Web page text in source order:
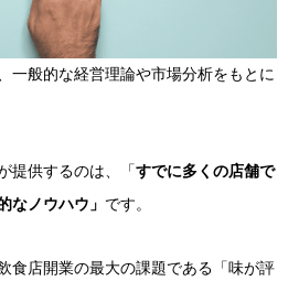
一般的な経営理論や市場分析をもとに
提供するのは、「 すでに多くの店舗で
なノウハウ」 です。
飲食店開業の最大の課題である「味が評